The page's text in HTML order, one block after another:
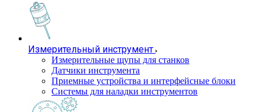
Измерительный инструмент
Измерительные щупы для станков
Датчики инструмента
Приемные устройства и интерфейсные блоки
Системы для наладки инструментов